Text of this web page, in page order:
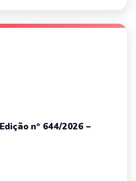
nº 644/2026 –